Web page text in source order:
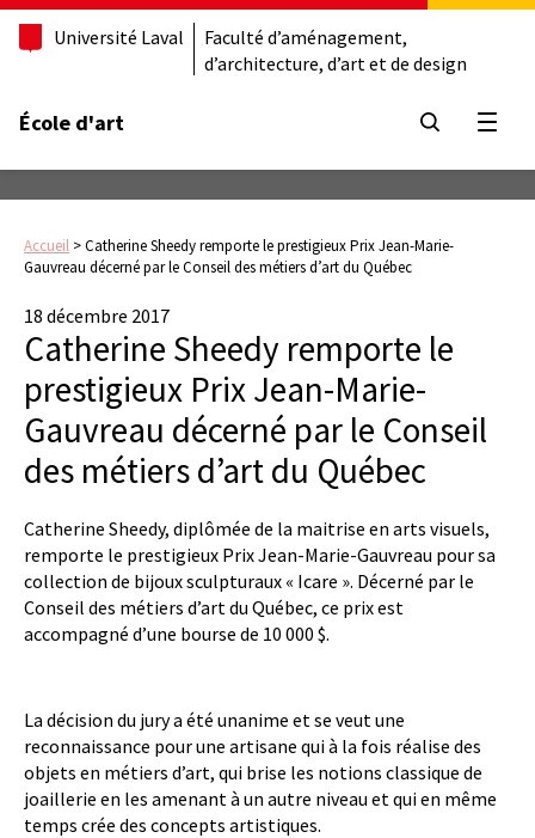
Université Laval
Faculté d’aménagement,
d’architecture, d’art et de design
École d'art
Accueil >Catherine Sheedy remporte le prestigieux Prix Jean-Marie-
Gauvreau décerné par le Conseil des métiers d’art du Québec
18 décembre 2017
Catherine Sheedy remporte le
prestigieux Prix Jean-Marie-
Gauvreau décerné par le Conseil
des métiers d’art du Québec
Catherine Sheedy, diplômée de la maitrise en arts visuels,
remporte le prestigieux Prix Jean-Marie-Gauvreau pour sa
collection de bijoux sculpturaux « Icare ». Décerné par le
Conseil des métiers d’art du Québec, ce prix est
accompagné d’une bourse de 10 000 $.
La décision du jury a été unanime et se veut une
reconnaissance pour une artisane qui à la fois réalise des
objets en métiers d’art, qui brise les notions classique de
joaillerie en les amenant à un autre niveau et qui en même
temps crée des concepts artistiques.